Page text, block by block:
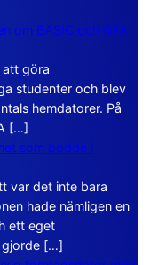
om BASIC och GFA
att göra
studenter och blev
hemdatorer. På
[…]
som bodde i
var det inte bara
hade nämligen en
ett eget
gjorde […]